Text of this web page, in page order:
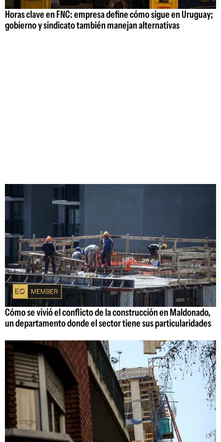
Horas clave en FNC: empresa define cómo sigue en Uruguay;
gobierno y sindicato también manejan alternativas
Cómo se vivió el conflicto de la construcción en Maldonado,
un departamento donde el sector tiene sus particularidades